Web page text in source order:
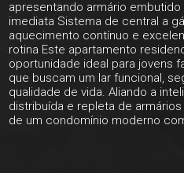
apresentando armário
imediata Sistema de central a
aquecimento contínuo e
rotina Este apartamento
oportunidade ideal para jovens
que buscam um lar funcional,
qualidade de vida. Aliando a
distribuída e repleta de
de um condomínio moderno